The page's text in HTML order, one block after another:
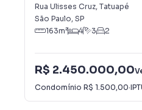
Rua Ulisses Cruz, Tatuapé
São Paulo, SP
163m² 4 3 2
R$ 2.450.000,00
Condomínio R$ 1.500,00·